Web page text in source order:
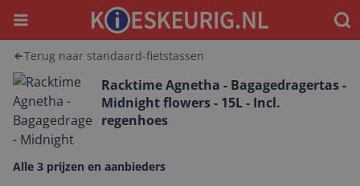
Menu
Terug naar standaard-fietstassen
Racktime Agnetha - Bagagedragertas -
Midnight flowers - 15L - Incl.
regenhoes
Alle 3 prijzen en aanbieders